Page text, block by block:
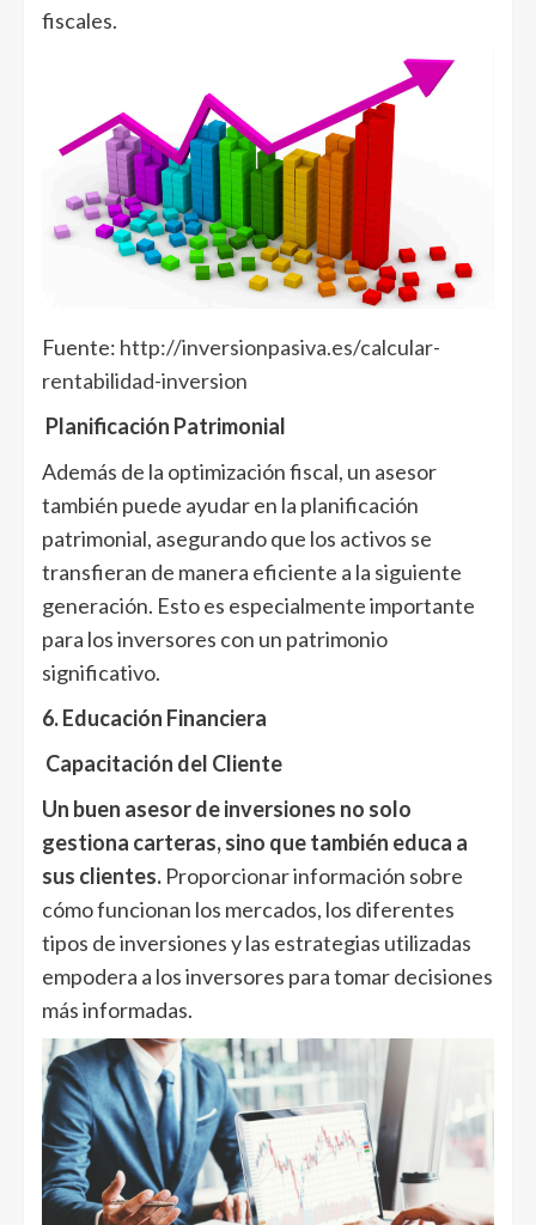
fiscales.
Fuente: http://inversionpasiva.es/calcular-
rentabilidad-inversion
Planificación Patrimonial
Además de la optimización fiscal, un asesor
también puede ayudar en la planificación
patrimonial, asegurando que los activos se
transfieran de manera eficiente a la siguiente
generación. Esto es especialmente importante
para los inversores con un patrimonio
significativo.
6. Educación Financiera
Capacitación del Cliente
Un buen asesor de inversiones no solo
gestiona carteras, sino que también educa a
sus clientes. Proporcionar información sobre
cómo funcionan los mercados, los diferentes
tipos de inversiones y las estrategias utilizadas
empodera a los inversores para tomar decisiones
más informadas.